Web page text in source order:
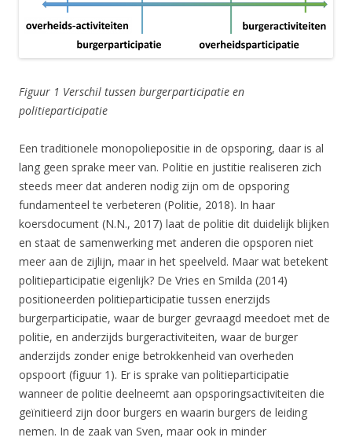
Figuur 1 Verschil tussen burgerparticipatie en
politieparticipatie
Een traditionele monopoliepositie in de opsporing, daar is al
lang geen sprake meer van. Politie en justitie realiseren zich
steeds meer dat anderen nodig zijn om de opsporing
fundamenteel te verbeteren (Politie, 2018). In haar
koersdocument (N.N., 2017) laat de politie dit duidelijk blijken
en staat de samenwerking met anderen die opsporen niet
meer aan de zijlijn, maar in het speelveld. Maar wat betekent
politieparticipatie eigenlijk? De Vries en Smilda (2014)
positioneerden politieparticipatie tussen enerzijds
burgerparticipatie, waar de burger gevraagd meedoet met de
politie, en anderzijds burgeractiviteiten, waar de burger
anderzijds zonder enige betrokkenheid van overheden
opspoort (figuur 1). Er is sprake van politieparticipatie
wanneer de politie deelneemt aan opsporingsactiviteiten die
geïnitieerd zijn door burgers en waarin burgers de leiding
nemen. In de zaak van Sven, maar ook in minder